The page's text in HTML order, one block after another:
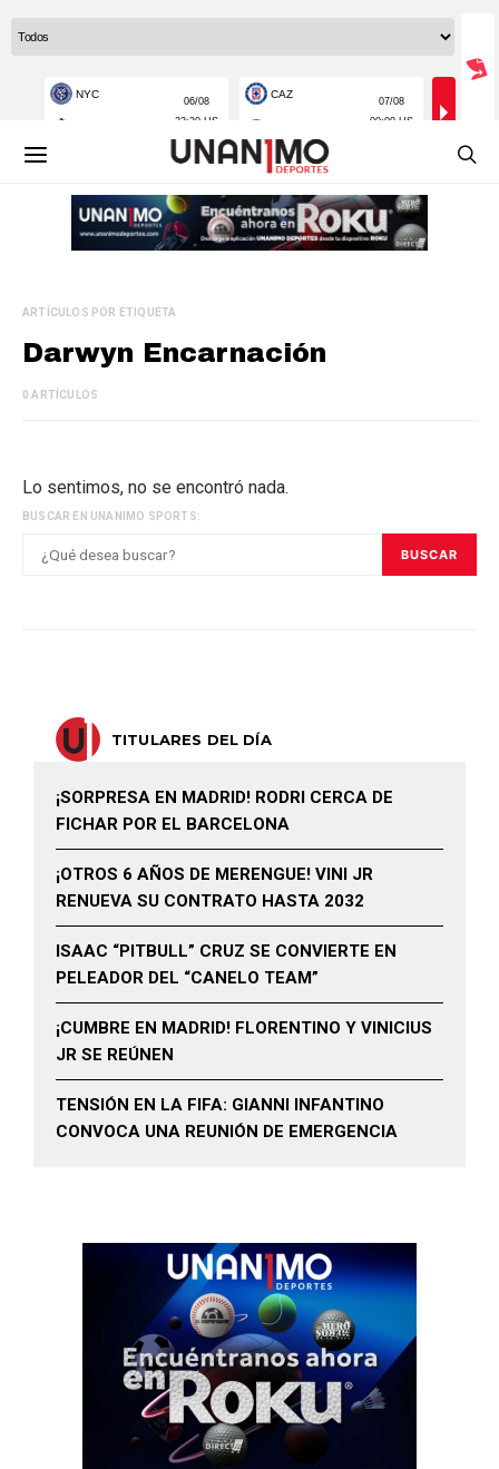
ARTÍCULOS POR ETIQUETA
Darwyn Encarnación
0 ARTÍCULOS
Lo sentimos, no se encontró nada.
BUSCAR EN UNANIMO SPORTS:
BUSCAR
TITULARES DEL DÍA
¡SORPRESA EN MADRID! RODRI CERCA DE
FICHAR POR EL BARCELONA
¡OTROS 6 AÑOS DE MERENGUE! VINI JR
RENUEVA SU CONTRATO HASTA 2032
ISAAC “PITBULL” CRUZ SE CONVIERTE EN
PELEADOR DEL “CANELO TEAM”
¡CUMBRE EN MADRID! FLORENTINO Y VINICIUS
JR SE REÚNEN
TENSIÓN EN LA FIFA: GIANNI INFANTINO
CONVOCA UNA REUNIÓN DE EMERGENCIA